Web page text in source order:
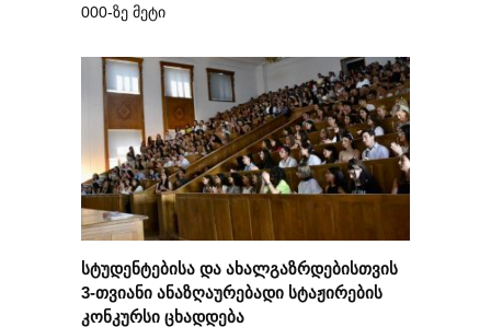
000-ზე მეტი
სტუდენტებისა და ახალგაზრდებისთვის
3-თვიანი ანაზღაურებადი სტაჟირების
კონკურსი ცხადდება